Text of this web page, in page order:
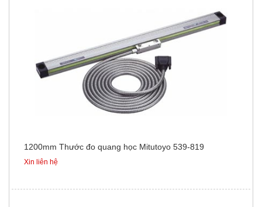
1200mm Thước đo quang học Mitutoyo 539-819
Xin liên hệ